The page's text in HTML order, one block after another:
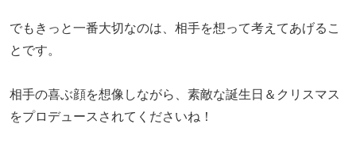
でもきっと一番大切なのは、相手を想って考えてあげるこ
とです。
相手の喜ぶ顔を想像しながら、素敵な誕生日＆クリスマス
をプロデュースされてくださいね！